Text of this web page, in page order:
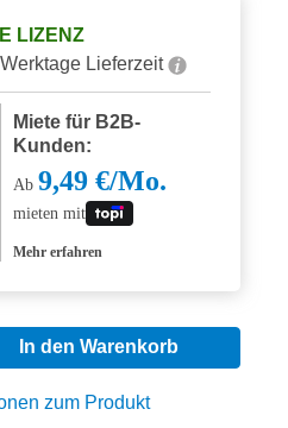
LIZENZ
Lieferzeit
Miete für B2B-
Kunden:
Ab9,49 €/Mo.
mieten mit
Mehr erfahren
den gewünschten
In den Warenkorb
zum Produkt